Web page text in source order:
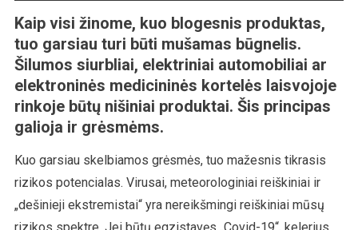
Kaip visi žinome, kuo blogesnis produktas,
tuo garsiau turi būti mušamas būgnelis.
Šilumos siurbliai, elektriniai automobiliai ar
elektroninės medicininės kortelės laisvojoje
rinkoje būtų nišiniai produktai. Šis principas
galioja ir grėsmėms.
Kuo garsiau skelbiamos grėsmės, tuo mažesnis tikrasis
rizikos potencialas. Virusai, meteorologiniai reiškiniai ir
„dešinieji ekstremistai“ yra nereikšmingi reiškiniai mūsų